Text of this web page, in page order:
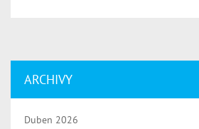
ARCHIVY
Duben 2026